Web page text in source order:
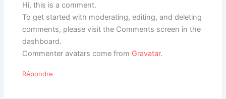
Hi, this is a comment.
To get started with moderating, editing, and deleting
comments, please visit the Comments screen in the
dashboard.
Commenter avatars come from Gravatar.
Répondre